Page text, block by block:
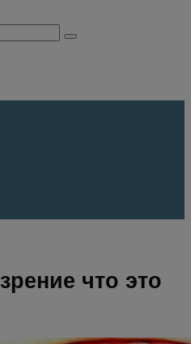
что это